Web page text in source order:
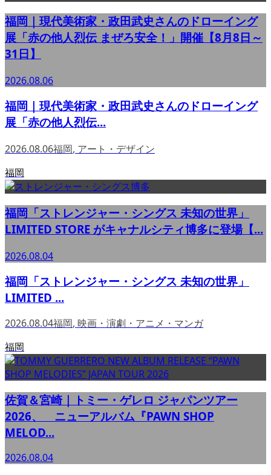
福岡｜現代美術家・政田武史さんのドローイング
展「赤の他人烈伝 まぜろ安全！」開催【8月8日～
31日】
2026.08.06
福岡｜現代美術家・政田武史さんのドローイング
展「赤の他人烈伝...
2026.08.06福岡, アート・デザイン
福岡
福岡「ストレンジャー・シングス 未知の世界」
LIMITED STORE がキャナルシティ博多に登場【...
2026.08.04
福岡「ストレンジャー・シングス 未知の世界」
LIMITED ...
2026.08.04福岡, 映画・演劇・アニメ・マンガ
福岡
佐賀＆宮崎｜トミー・ゲレロ ジャパンツアー
2026、 ニューアルバム『PAWN SHOP
MELOD...
2026.08.04